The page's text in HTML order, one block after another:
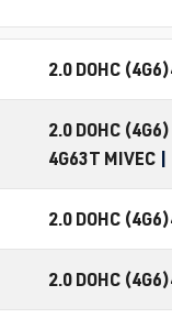
2.0 DOHC (4G6)
2.0 DOHC (4G6)
4G63T MIVEC |
2.0 DOHC (4G6)
2.0 DOHC (4G6)